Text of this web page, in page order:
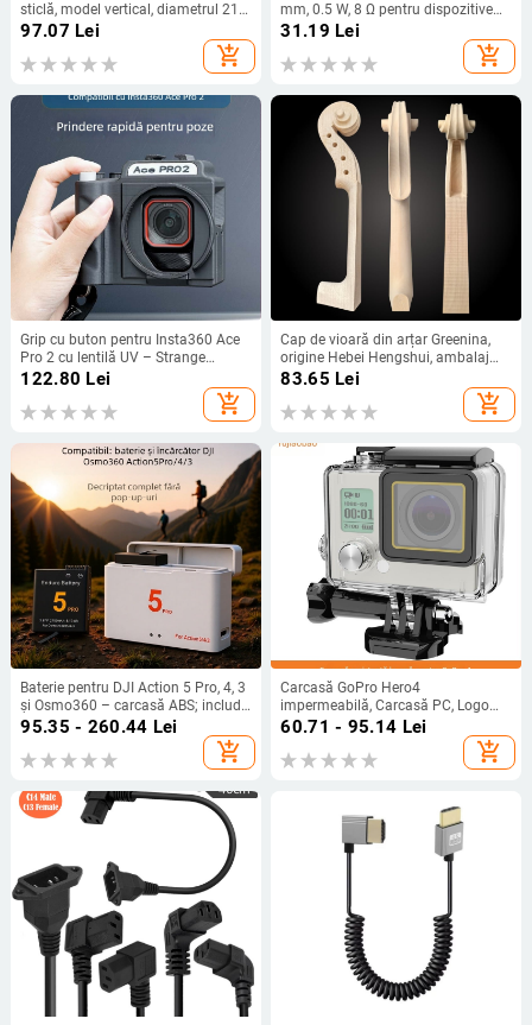
sticlă, model vertical, diametrul 21
mm, lungimea 75 mm
97.07 Lei
add_shopping_cart
mm, 0.5 W, 8 Ω pentru dispozitive
smart home
31.19 Lei
add_shopping_cart
Grip cu buton pentru Insta360 Ace
Pro 2 cu lentilă UV – Strange
Leaves
122.80 Lei
add_shopping_cart
Cap de vioară din arțar Greenina,
origine Hebei Hengshui, ambalaj
carton
83.65 Lei
add_shopping_cart
Baterie pentru DJI Action 5 Pro, 4, 3
și Osmo360 – carcasă ABS; include
baterie și cutie
95.35 - 260.44 Lei
add_shopping_cart
Carcasă GoPro Hero4
impermeabilă, Carcasă PC, Logo
imprimat, Potrivită pentru Hero4
60.71 - 95.14 Lei
add_shopping_cart